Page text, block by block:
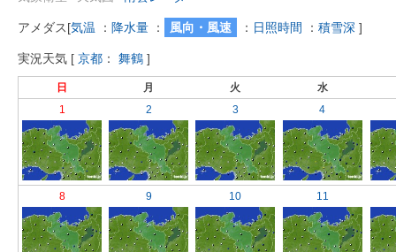
アメダス[気温 ： 降水量 ： 風向・風速 ： 日照時間 ： 積雪深 ]
実況天気 [ 京都 ： 舞鶴 ]
日 月 火
水
1
2 3 4
8 9 10 11